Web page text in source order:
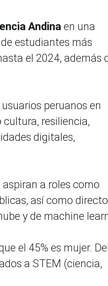
Andina en una
estudiantes más
el 2024, además
peruanos en
resiliencia,
digitales,
aspiran a roles como
así como
y de machine
el 45% es mujer. Del
a STEM (ciencia,